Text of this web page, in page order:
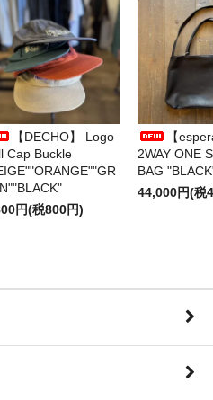
【DECHO】 Logo
Cap Buckle
円(税800円)
【
2WAY ONE
BAG
44,000円(税